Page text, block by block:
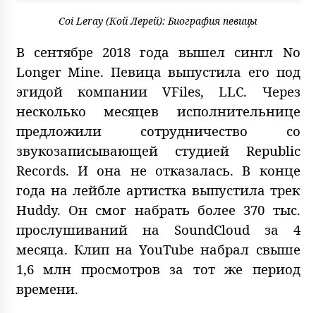
Coi Leray (Кой Лерей): Биография певицы
В сентябре 2018 года вышел сингл No
Longer Mine. Певица выпустила его под
эгидой компании VFiles, LLC. Через
несколько месяцев исполнительнице
предложили сотрудничество со
звукозаписывающей студией Republic
Records. И она не отказалась. В конце
года на лейбле артистка выпустила трек
Huddy. Он смог набрать более 370 тыс.
прослушиваний на SoundCloud за 4
месяца. Клип на YouTube набрал свыше
1,6 млн просмотров за тот же период
времени.